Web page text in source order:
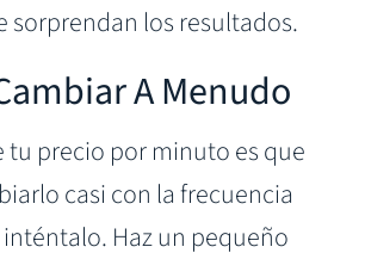
sorprendan los resultados.
A Menudo
tu precio por minuto es que
casi con la frecuencia
Haz un pequeño